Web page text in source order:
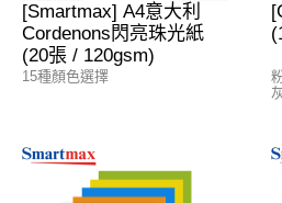
[Smartmax] A4意大利
Cordenons閃亮珠光紙
(20張 / 120gsm)
15種顏色選擇